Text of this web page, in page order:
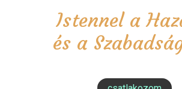
Istennel a
és a